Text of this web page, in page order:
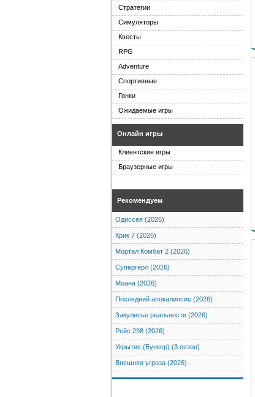
Стратегии
Симуляторы
Квесты
RPG
Adventure
Спортивные
Гонки
Ожидаемые игры
Онлайн игры
Клиентские игры
Браузерные игры
Рекомендуем
Одиссея (2026)
Крик 7 (2026)
Мортал Комбат 2 (2026)
Супергёрл (2026)
Моана (2026)
Последний апокалипсис (2026)
Закулисье реальности (2026)
Рейс 298 (2026)
Укрытие (Бункер) (3 сезон)
Внешняя угроза (2026)